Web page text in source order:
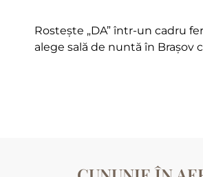
Rostește „DA” într-un cadru
alege sală de nuntă în Brașov